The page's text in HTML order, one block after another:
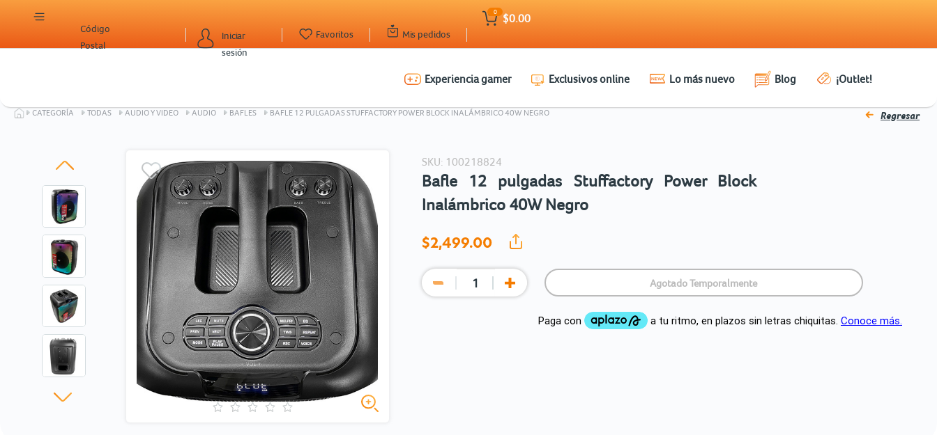
Iniciar
sesión
Código
Postal
Mis pedidos
Favoritos
0
$0.00
Experiencia gamer Exclusivos online Lo más nuevo Blog ¡Outlet!
CATEGORÍA TODAS AUDIO Y VIDEO AUDIO BAFLES BAFLE 12 PULGADAS STUFFACTORY POWER BLOCK INALÁMBRICO 40W NEGRO Regresar
SKU: 100218824
Bafle 12 pulgadas Stuffactory Power Block
Inalámbrico 40W Negro
$2,499.00
Agotado Temporalmente
Ingresar Codigo Postal